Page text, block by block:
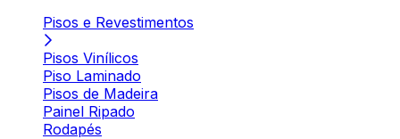
Pisos e Revestimentos
Pisos Vinílicos
Piso Laminado
Pisos de Madeira
Painel Ripado
Rodapés